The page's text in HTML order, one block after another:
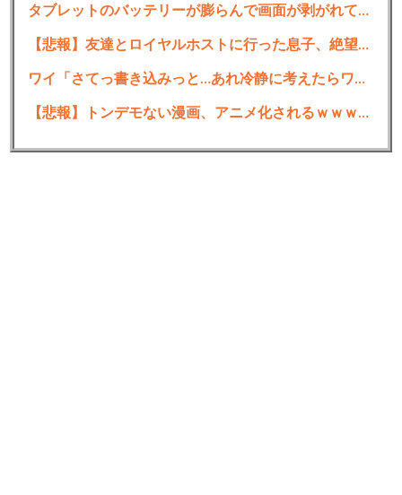
タブレットのバッテリーが膨らんで画面が剥がれてきたんやが
【悲報】友達とロイヤルホストに行った息子、絶望ｗｗｗｗｗｗｗ
ワイ「さてっ書き込みっと…あれ冷静に考えたらワイ間違ってるわ」←これの対処法
【悲報】トンデモない漫画、アニメ化されるｗｗｗｗｗｗｗｗｗ